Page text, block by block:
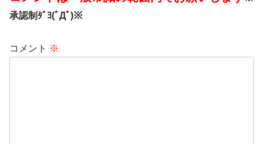
承認制ﾀﾞﾖ(ﾟДﾟ)※
コメント ※